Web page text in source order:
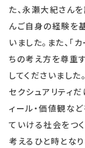
た、永瀬大紀さん
んご自身の経験を
いました。また、「
ちの考え方を尊重
してくださいました。
セクシュアリティ
ィール・価値観な
ていける社会をつ
考えるひと時となり